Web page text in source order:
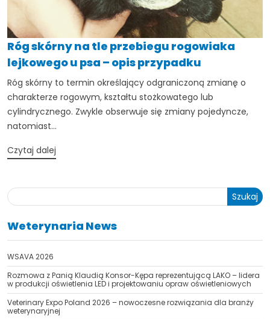
TAK, JESTEM PROFESIONALISTĄ
Nie jestem profesionalistą
Róg skórny na tle przebiegu rogowiaka
lejkowego u psa – opis przypadku
Róg skórny to termin określający odgraniczoną zmianę o
charakterze rogowym, kształtu stożkowatego lub
cylindrycznego. Zwykle obserwuje się zmiany pojedyncze,
natomiast...
Czytaj dalej
Szukaj
Weterynaria News
WSAVA 2026
Rozmowa z Panią Klaudią Konsor-Kępa reprezentującą LAKO – lidera
w produkcji oświetlenia LED i projektowaniu opraw oświetleniowych
Veterinary Expo Poland 2026 – nowoczesne rozwiązania dla branży
weterynaryjnej